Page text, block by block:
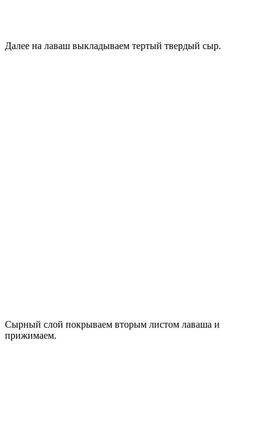
Далее на лаваш выкладываем тертый твердый сыр.
Сырный слой покрываем вторым листом лаваша и
прижимаем.